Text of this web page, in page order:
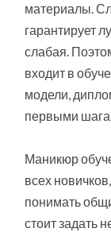
материалы.
гарантирует
слабая.
входит в
модели,
первыми
Маникюр
всех
понимать
стоит задать